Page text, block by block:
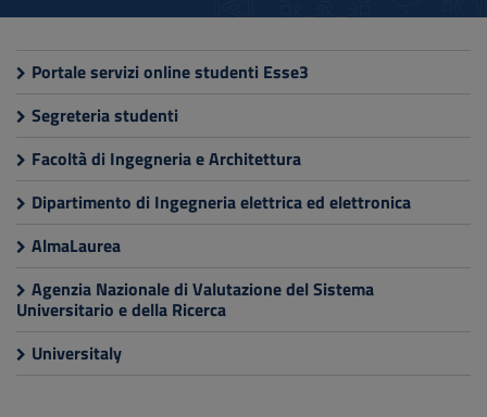
Go
Footer
Portale servizi online studenti Esse3
Segreteria studenti
Facoltà di Ingegneria e Architettura
Dipartimento di Ingegneria elettrica ed elettronica
AlmaLaurea
Agenzia Nazionale di Valutazione del Sistema
Universitario e della Ricerca
Universitaly